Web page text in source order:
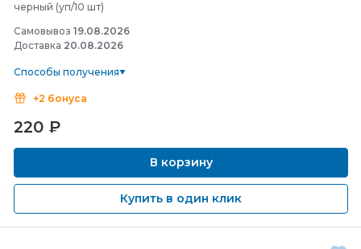
черный (уп/10 шт)
Самовывоз 19.08.2026
Доставка 20.08.2026
Способы получения
+2 бонуса
220 ₽
В корзину
Купить в один клик